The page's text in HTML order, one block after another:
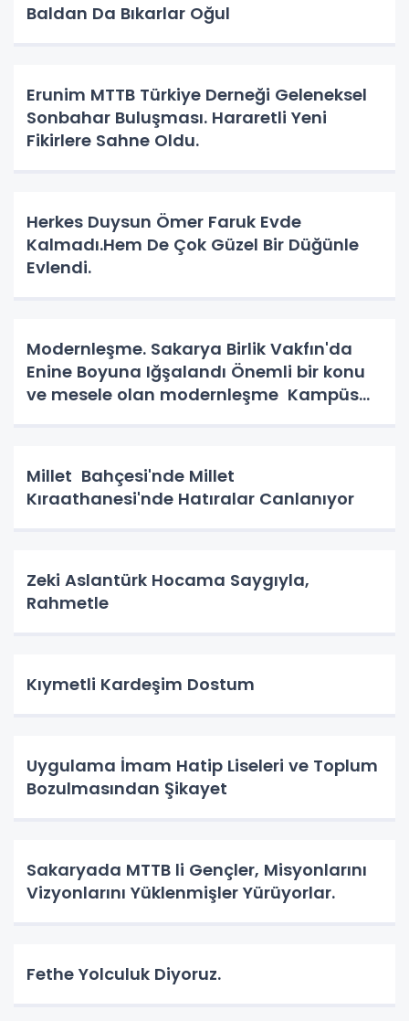
Baldan Da Bıkarlar Oğul
Erunim MTTB Türkiye Derneği Geleneksel
Sonbahar Buluşması. Hararetli Yeni
Fikirlere Sahne Oldu.
Herkes Duysun Ömer Faruk Evde
Kalmadı.Hem De Çok Güzel Bir Düğünle
Evlendi.
Modernleşme. Sakarya Birlik Vakfın'da
Enine Boyuna Iğşalandı Önemli bir konu
ve mesele olan modernleşme Kampüs
Millet Bahçesi'nde Millet
Kıraathanesi'nde Hatıralar Canlanıyor
Zeki Aslantürk Hocama Saygıyla,
Rahmetle
Kıymetli Kardeşim Dostum
Uygulama İmam Hatip Liseleri ve Toplum
Bozulmasından Şikayet
Sakaryada MTTB li Gençler, Misyonlarını
Vizyonlarını Yüklenmişler Yürüyorlar.
Fethe Yolculuk Diyoruz.